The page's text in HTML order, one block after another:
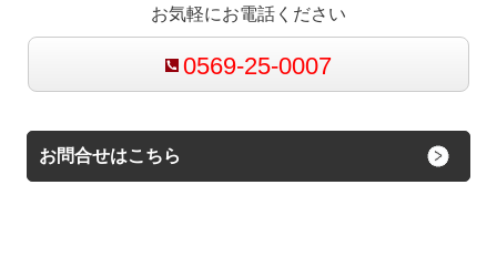
お気軽にお電話ください
0569-25-0007
お問合せはこちら